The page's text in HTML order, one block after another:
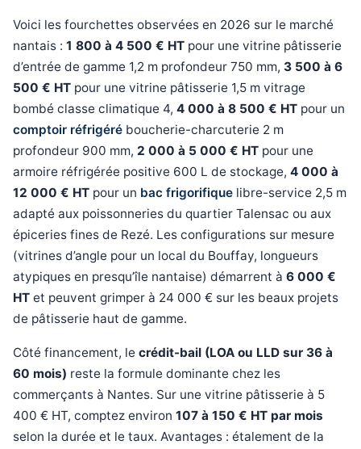
Voici les fourchettes observées en 2026 sur le marché
nantais : 1 800 à 4 500 € HT pour une vitrine pâtisserie
d’entrée de gamme 1,2 m profondeur 750 mm, 3 500 à 6
500 € HT pour une vitrine pâtisserie 1,5 m vitrage
bombé classe climatique 4, 4 000 à 8 500 € HT pour un
comptoir réfrigéré boucherie-charcuterie 2 m
profondeur 900 mm, 2 000 à 5 000 € HT pour une
armoire réfrigérée positive 600 L de stockage, 4 000 à
12 000 € HT pour un bac frigorifique libre-service 2,5 m
adapté aux poissonneries du quartier Talensac ou aux
épiceries fines de Rezé. Les configurations sur mesure
(vitrines d’angle pour un local du Bouffay, longueurs
atypiques en presqu’île nantaise) démarrent à 6 000 €
HT et peuvent grimper à 24 000 € sur les beaux projets
de pâtisserie haut de gamme.
Côté financement, le crédit-bail (LOA ou LLD sur 36 à
60 mois) reste la formule dominante chez les
commerçants à Nantes. Sur une vitrine pâtisserie à 5
400 € HT, comptez environ 107 à 150 € HT par mois
selon la durée et le taux. Avantages : étalement de la